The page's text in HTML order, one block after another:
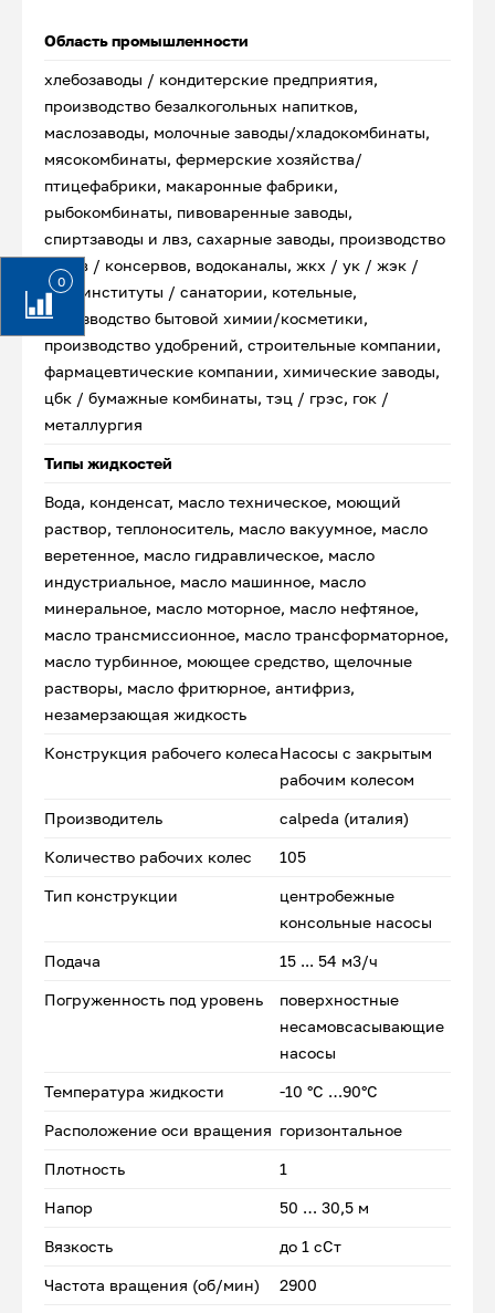
0
Область промышленности
хлебозаводы / кондитерские предприятия,
производство безалкогольных напитков,
маслозаводы, молочные заводы/хладокомбинаты,
мясокомбинаты, фермерские хозяйства/
птицефабрики, макаронные фабрики,
рыбокомбинаты, пивоваренные заводы,
спиртзаводы и лвз, сахарные заводы, производство
соков / консервов, водоканалы, жкх / ук / жэк /
тсж, институты / санатории, котельные,
производство бытовой химии/косметики,
производство удобрений, строительные компании,
фармацевтические компании, химические заводы,
цбк / бумажные комбинаты, тэц / грэс, гок /
металлургия
Типы жидкостей
Вода, конденсат, масло техническое, моющий
раствор, теплоноситель, масло вакуумное, масло
веретенное, масло гидравлическое, масло
индустриальное, масло машинное, масло
минеральное, масло моторное, масло нефтяное,
масло трансмиссионное, масло трансформаторное,
масло турбинное, моющее средство, щелочные
растворы, масло фритюрное, антифриз,
незамерзающая жидкость
Конструкция рабочего колесаНасосы с закрытым
рабочим колесом
Производитель calpeda (италия)
Количество рабочих колес 105
Тип конструкции
центробежные
консольные насосы
Подача 15 ... 54 м3/ч
Погруженность под уровень
поверхностные
несамовсасывающие
насосы
Температура жидкости -10 °C …90°C
Расположение оси вращения горизонтальное
Плотность 1
Напор 50 … 30,5 м
Вязкость до 1 сСт
Частота вращения (об/мин) 2900